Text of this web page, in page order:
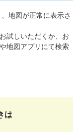
地図が正常に表示さ
試しいただくか、お
地図アプリにて検索
は